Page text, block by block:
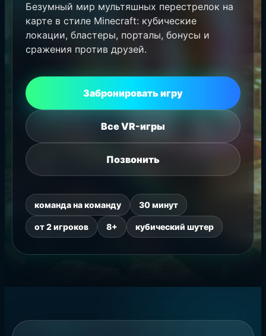
Безумный мир мультяшных перестрелок на
карте в стиле Minecraft: кубические
локации, бластеры, порталы, бонусы и
сражения против друзей.
Забронировать игру
Все VR-игры
Позвонить
команда на команду 30 минут
от 2 игроков 8+ кубический шутер